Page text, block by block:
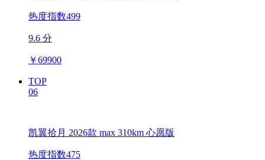
热度指数499
9.6 分
￥69900
TOP
06
凯翼拾月 2026款 max 310km 心愿版
热度指数475